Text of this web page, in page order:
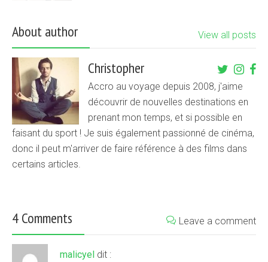
About author View all posts
Christopher
Accro au voyage depuis 2008, j'aime
découvrir de nouvelles destinations en
prenant mon temps, et si possible en
faisant du sport ! Je suis également passionné de cinéma,
donc il peut m'arriver de faire référence à des films dans
certains articles.
4 Comments Leave a comment
malicyel dit :